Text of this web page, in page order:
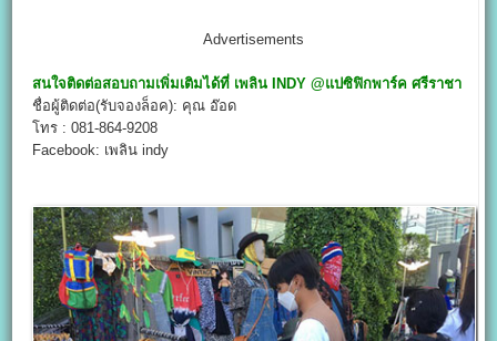
Advertisements
สนใจติดต่อสอบถามเพิ่มเติมได้ที่ เพลินINDY @แปซิฟิกพาร์ค ศรีราชา
ชื่อผู้ติดต่อ(รับจองล็อค): คุณ อ๊อด
โทร : 081-864-9208
Facebook: เพลิน indy